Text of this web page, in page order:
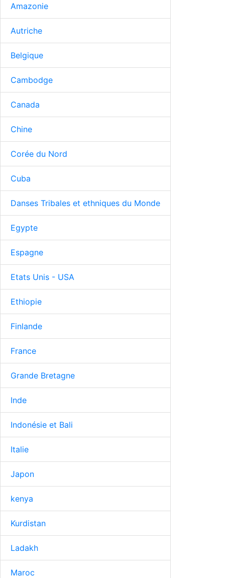
Amazonie
Autriche
Belgique
Cambodge
Canada
Chine
Corée du Nord
Cuba
Danses Tribales et ethniques du Monde
Egypte
Espagne
Etats Unis - USA
Ethiopie
Finlande
France
Grande Bretagne
Inde
Indonésie et Bali
Italie
Japon
kenya
Kurdistan
Ladakh
Maroc